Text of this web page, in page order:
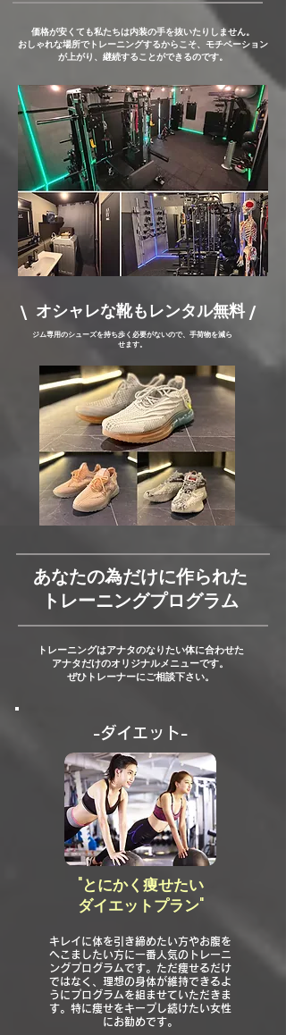
​価格が安くても私たちは内装の手を抜いたりしません。
おしゃれな場所でトレーニングするからこそ、モチベーション
が上がり、継続することができるのです。
\ オシャレな靴もレンタル無料 /
ジム専用のシューズを持ち歩く必要がないので、手荷物を減ら
せます。
あなたの為だけに作られた
トレーニングプログラム
トレーニングはアナタのなりたい体に合わせた
アナタだけのオリジナルメニューです。
ぜひトレーナーにご相談下さい。
-ダイエット-
"とにかく痩せたい
ダイエットプラン"
キレイに体を引き締めたい方やお腹を
へこましたい方に一番人気のトレーニ
ングプログラムです。ただ痩せるだけ
ではなく、理想の身体が維持できるよ
うにプログラムを組ませていただきま
す。特に痩せをキープし続けたい女性
にお勧めです。